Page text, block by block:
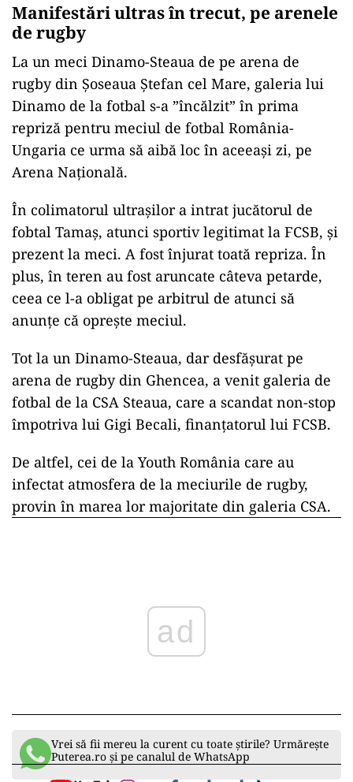
Manifestări ultras în trecut, pe arenele
de rugby
La un meci Dinamo-Steaua de pe arena de
rugby din Șoseaua Ștefan cel Mare, galeria lui
Dinamo de la fotbal s-a ”încălzit” în prima
repriză pentru meciul de fotbal România-
Ungaria ce urma să aibă loc în aceeași zi, pe
Arena Națională.
În colimatorul ultrașilor a intrat jucătorul de
fobtal Tamaș, atunci sportiv legitimat la FCSB, și
prezent la meci. A fost înjurat toată repriza. În
plus, în teren au fost aruncate câteva petarde,
ceea ce l-a obligat pe arbitrul de atunci să
anunțe că oprește meciul.
Tot la un Dinamo-Steaua, dar desfășurat pe
arena de rugby din Ghencea, a venit galeria de
fotbal de la CSA Steaua, care a scandat non-stop
împotriva lui Gigi Becali, finanțatorul lui FCSB.
De altfel, cei de la Youth România care au
infectat atmosfera de la meciurile de rugby,
provin în marea lor majoritate din galeria CSA.
ad
Vrei să fii mereu la curent cu toate știrile? Urmărește
Puterea.ro și pe canalul de WhatsApp